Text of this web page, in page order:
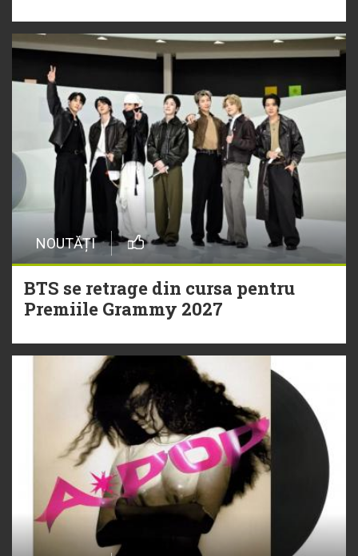
NOUTĂȚI
BTS se retrage din cursa pentru
Premiile Grammy 2027